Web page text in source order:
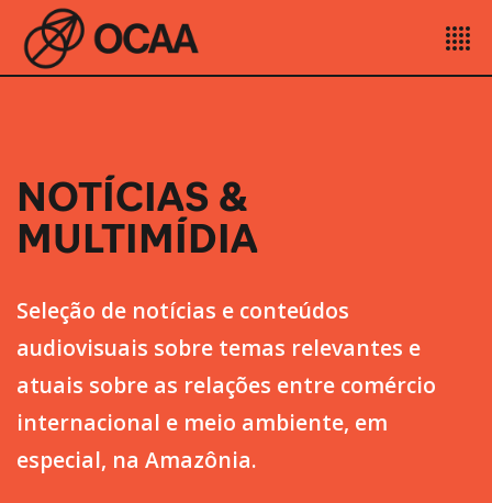
NOTÍCIAS &
MULTIMÍDIA
Seleção de notícias e conteúdos
audiovisuais sobre temas relevantes e
atuais sobre as relações entre comércio
internacional e meio ambiente, em
especial, na Amazônia.